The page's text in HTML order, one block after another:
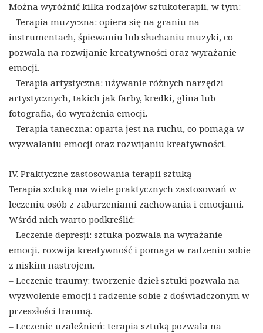
Można wyróżnić kilka rodzajów sztukoterapii, w tym:
– Terapia muzyczna: opiera się na graniu na
instrumentach, śpiewaniu lub słuchaniu muzyki, co
pozwala na rozwijanie kreatywności oraz wyrażanie
emocji.
– Terapia artystyczna: używanie różnych narzędzi
artystycznych, takich jak farby, kredki, glina lub
fotografia, do wyrażenia emocji.
– Terapia taneczna: oparta jest na ruchu, co pomaga w
wyzwalaniu emocji oraz rozwijaniu kreatywności.
IV. Praktyczne zastosowania terapii sztuką
Terapia sztuką ma wiele praktycznych zastosowań w
leczeniu osób z zaburzeniami zachowania i emocjami.
Wśród nich warto podkreślić:
– Leczenie depresji: sztuka pozwala na wyrażanie
emocji, rozwija kreatywność i pomaga w radzeniu sobie
z niskim nastrojem.
– Leczenie traumy: tworzenie dzieł sztuki pozwala na
wyzwolenie emocji i radzenie sobie z doświadczonym w
przeszłości traumą.
– Leczenie uzależnień: terapia sztuką pozwala na